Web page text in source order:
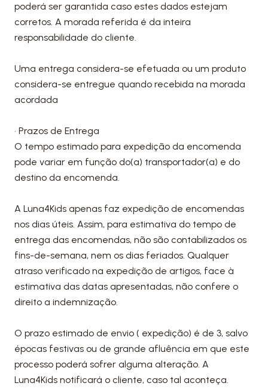
poderá ser garantida caso estes dados estejam
corretos. A morada referida é da inteira
responsabilidade do cliente.
Uma entrega considera-se efetuada ou um produto
considera-se entregue quando recebida na morada
acordada
• Prazos de Entrega
O tempo estimado para expedição da encomenda
pode variar em função do(a) transportador(a) e do
destino da encomenda.
A Luna4Kids apenas faz expedição de encomendas
nos dias úteis. Assim, para estimativa do tempo de
entrega das encomendas, não são contabilizados os
fins-de-semana, nem os dias feriados. Qualquer
atraso verificado na expedição de artigos, face à
estimativa das datas apresentadas, não confere o
direito a indemnização.
O prazo estimado de envio ( expedição) é de 3, salvo
épocas festivas ou de grande afluência em que este
processo poderá sofrer alguma alteração. A
Luna4Kids notificará o cliente, caso tal aconteça.